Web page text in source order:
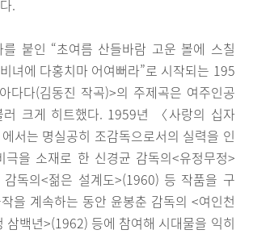
.
붙인 “초여름 산들바람 고운 볼에 스칠
녀에 다홍치마 어여뻐라”로 시작되는 195
다다(김동진 작곡)>의 주제곡은 여주인공
러 크게 히트했다. 1959년 〈사랑의 십자
서는 명실공히 조감독으로서의 실력을 인
극을 소재로 한 신경균 감독의<유정무정>
독의<젊은 설계도>(1960) 등 작품을 구
을 계속하는 동안 윤봉춘 감독의 <여인천
삼백년>(1962) 등에 참여해 시대물을 익히